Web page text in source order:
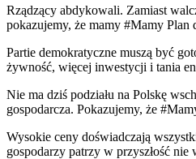
Rządzący abdykowali. Zamiast
pokazujemy, że mamy #Mamy Plan
Partie demokratyczne muszą być
żywność, więcej inwestycji i tania
Nie ma dziś podziału na Polskę
gospodarcza. Pokazujemy, że
Wysokie ceny doświadczają
gospodarzy patrzy w przyszłość